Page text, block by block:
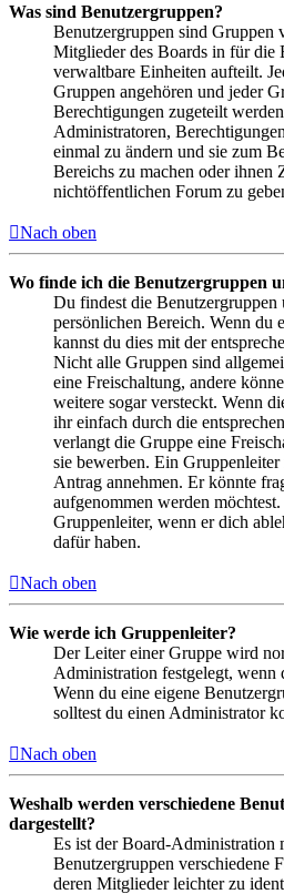
Was sind Benutzergruppen?
Benutzergruppen sind Gruppen
Mitglieder des Boards in für die
verwaltbare Einheiten aufteilt.
Gruppen angehören und jeder
Berechtigungen zugeteilt
Administratoren,
einmal zu ändern und sie zum
Bereichs zu machen oder ihnen
nichtöffentlichen Forum zu
Nach oben
Wo finde ich die Benutzergruppen
Du findest die Benutzergruppen
persönlichen Bereich. Wenn du
kannst du dies mit der
Nicht alle Gruppen sind
eine Freischaltung, andere
weitere sogar versteckt. Wenn
ihr einfach durch die
verlangt die Gruppe eine
sie bewerben. Ein
Antrag annehmen. Er könnte
aufgenommen werden
Gruppenleiter, wenn er dich
dafür haben.
Nach oben
Wie werde ich Gruppenleiter?
Der Leiter einer Gruppe wird
Administration festgelegt, wenn
Wenn du eine eigene
solltest du einen Administrator
Nach oben
Weshalb werden verschiedene
dargestellt?
Es ist der Board-Administration
Benutzergruppen verschiedene
deren Mitglieder leichter zu